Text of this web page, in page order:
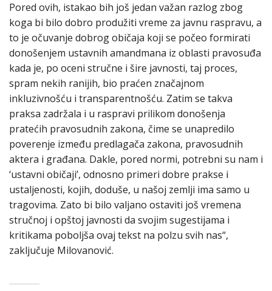
Pored ovih, istakao bih još jedan važan razlog zbog
koga bi bilo dobro produžiti vreme za javnu raspravu, a
to je očuvanje dobrog običaja koji se počeo formirati
donošenjem ustavnih amandmana iz oblasti pravosuđa
kada je, po oceni stručne i šire javnosti, taj proces,
spram nekih ranijih, bio praćen značajnom
inkluzivnošću i transparentnošću. Zatim se takva
praksa zadržala i u raspravi prilikom donošenja
pratećih pravosudnih zakona, čime se unapredilo
poverenje između predlagača zakona, pravosudnih
aktera i građana. Dakle, pored normi, potrebni su nam i
‘ustavni običaji’, odnosno primeri dobre prakse i
ustaljenosti, kojih, doduše, u našoj zemlji ima samo u
tragovima. Zato bi bilo valjano ostaviti još vremena
stručnoj i opštoj javnosti da svojim sugestijama i
kritikama poboljša ovaj tekst na polzu svih nas“,
zaključuje Milovanović.